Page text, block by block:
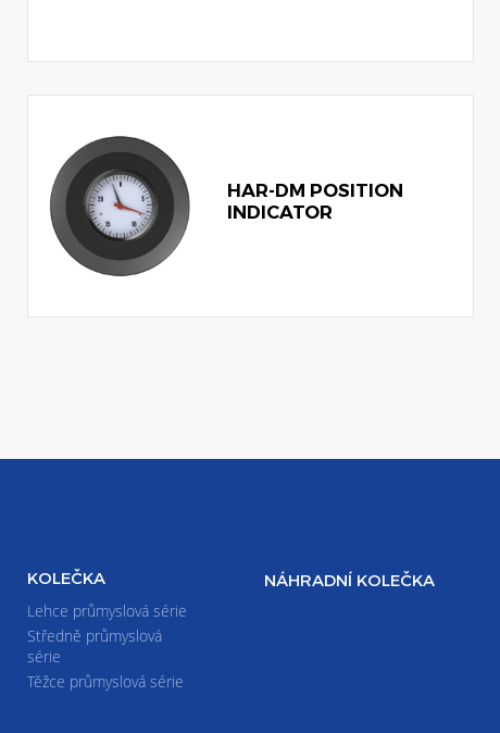
HAR-DM POSITION
INDICATOR
KOLEČKA
Lehce průmyslová série
Středně průmyslová
série
Těžce průmyslová série
NÁHRADNÍ KOLEČKA